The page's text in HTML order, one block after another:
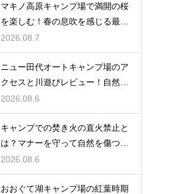
マキノ高原キャンプ場で満開の桜
を楽しむ！春の息吹を感じる最高
のお花見
2026.08.7
ニュー田代オートキャンプ場のア
クセスと川遊びレビュー！自然と
触れ合う
2026.08.6
キャンプでの焚き火の直火禁止と
は？マナーを守って自然を傷つけ
ない工夫
2026.08.6
おおぐて湖キャンプ場の紅葉時期